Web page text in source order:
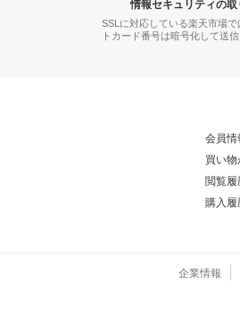
情報セキュリティの取
SSLに対応している楽天市場で
トカード番号は暗号化して送信
会員情
買い物
閲覧履
購入履
企業情報